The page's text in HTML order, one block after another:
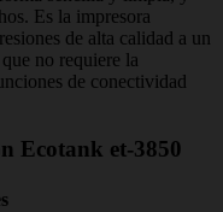
Es la impresora
de alta calidad a un
no requiere la
de conectividad
Ecotank et-3850